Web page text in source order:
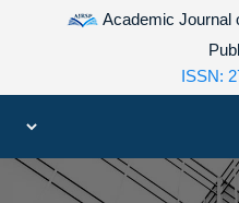
Academic Journal